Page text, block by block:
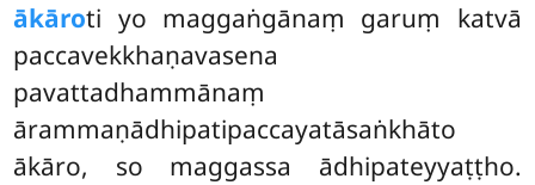
ākāroti yo maggaṅgānaṃ garuṃ katvā
paccavekkhaṇavasena
pavattadhammānaṃ
ārammaṇādhipatipaccayatāsaṅkhāto
ākāro, so maggassa ādhipateyyaṭṭho.